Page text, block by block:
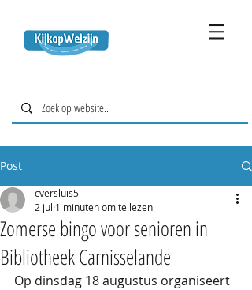
Post
Zomerse bingo voor senioren in
Bibliotheek Carnisselande
cversluis5
2 jul 1 minuten om te lezen
Op dinsdag 18 augustus organiseert